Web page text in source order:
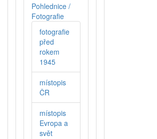
Pohlednice /
Fotografie
fotografie
před
rokem
1945
místopis
ČR
místopis
Evropa a
svět